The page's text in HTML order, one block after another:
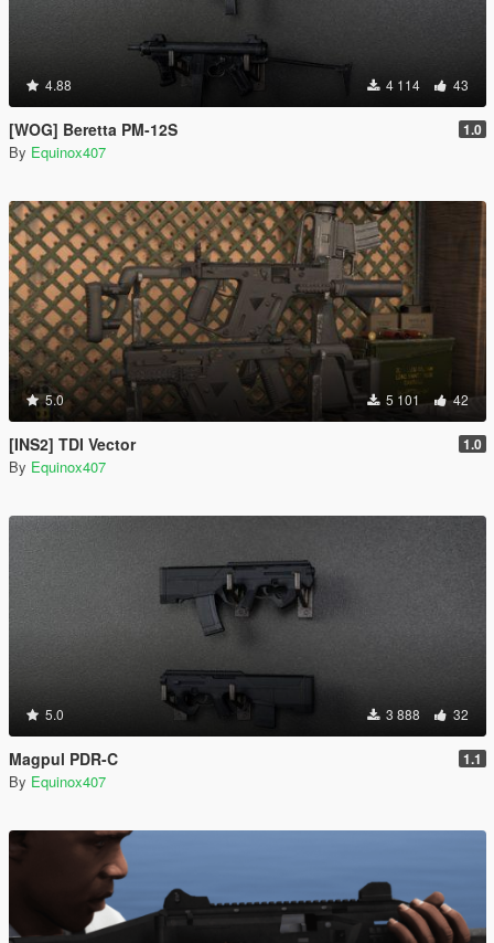
4.88 4 114 43
[WOG] Beretta PM-12S 1.0
By Equinox407
5.0 5 101 42
[INS2] TDI Vector 1.0
By Equinox407
5.0 3 888 32
Magpul PDR-C 1.1
By Equinox407